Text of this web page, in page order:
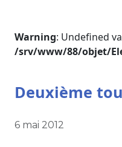
Warning: Undefined
/srv/www/88/objet/
Deuxième
6 mai 2012